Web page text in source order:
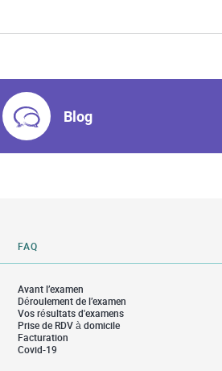
Blog
FAQ
Avant l’examen
Déroulement de l’examen
Vos résultats d'examens
Prise de RDV à domicile
Facturation
Covid-19